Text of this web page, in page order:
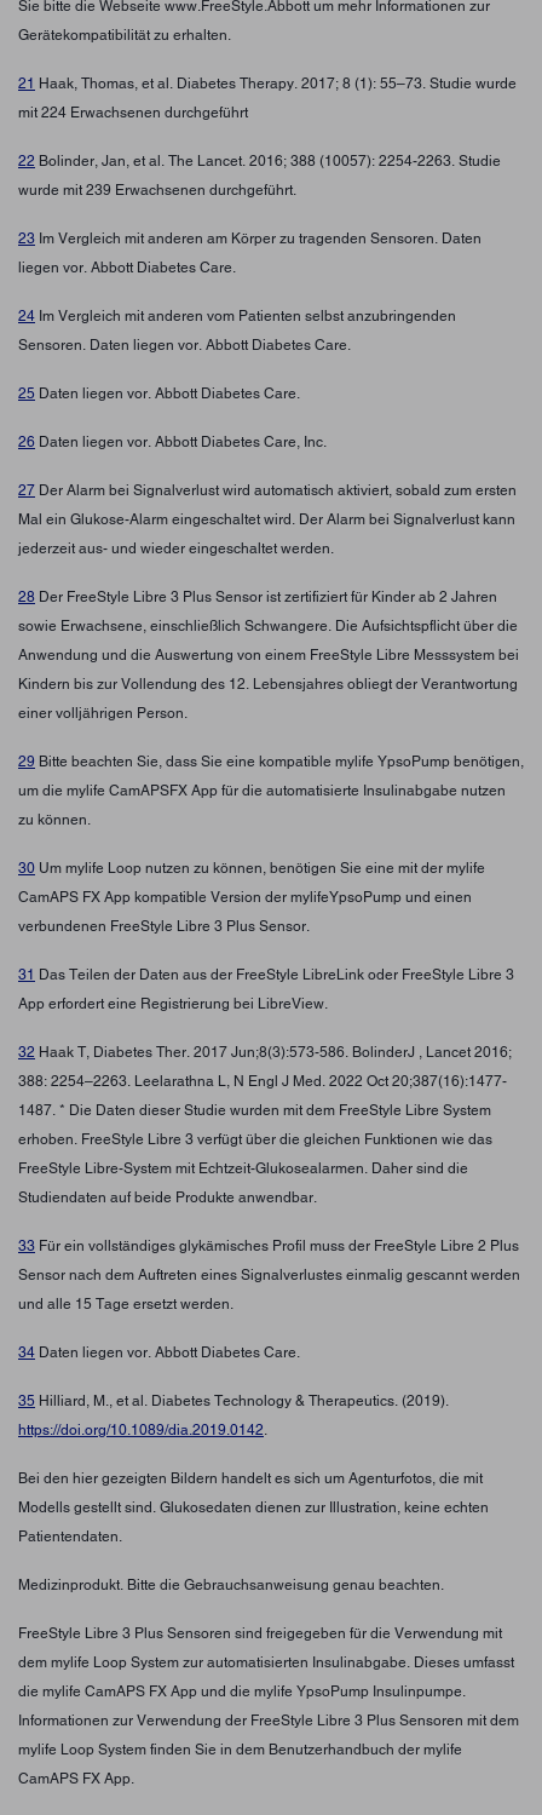
Sie bitte die Webseite www.FreeStyle.Abbott um mehr Informationen zur
Gerätekompatibilität zu erhalten.
21 Haak, Thomas, et al. Diabetes Therapy. 2017; 8 (1): 55–73. Studie wurde
mit 224 Erwachsenen durchgeführt
22 Bolinder, Jan, et al. The Lancet. 2016; 388 (10057): 2254-2263. Studie
wurde mit 239 Erwachsenen durchgeführt.
23 Im Vergleich mit anderen am Körper zu tragenden Sensoren. Daten
liegen vor. Abbott Diabetes Care.
24 Im Vergleich mit anderen vom Patienten selbst anzubringenden
Sensoren. Daten liegen vor. Abbott Diabetes Care.
25 Daten liegen vor. Abbott Diabetes Care.
26 Daten liegen vor. Abbott Diabetes Care, Inc.
27 Der Alarm bei Signalverlust wird automatisch aktiviert, sobald zum ersten
Mal ein Glukose-Alarm eingeschaltet wird. Der Alarm bei Signalverlust kann
jederzeit aus- und wieder eingeschaltet werden.
28 Der FreeStyle Libre 3 Plus Sensor ist zertifiziert für Kinder ab 2 Jahren
sowie Erwachsene, einschließlich Schwangere. Die Aufsichtspflicht über die
Anwendung und die Auswertung von einem FreeStyle Libre Messsystem bei
Kindern bis zur Vollendung des 12. Lebensjahres obliegt der Verantwortung
einer volljährigen Person.
29 Bitte beachten Sie, dass Sie eine kompatible mylife YpsoPump benötigen,
um die mylife CamAPSFX App für die automatisierte Insulinabgabe nutzen
zu können.
30 Um mylife Loop nutzen zu können, benötigen Sie eine mit der mylife
CamAPS FX App kompatible Version der mylifeYpsoPump und einen
verbundenen FreeStyle Libre 3 Plus Sensor.
31 Das Teilen der Daten aus der FreeStyle LibreLink oder FreeStyle Libre 3
App erfordert eine Registrierung bei LibreView.
32 Haak T, Diabetes Ther. 2017 Jun;8(3):573-586. BolinderJ , Lancet 2016;
388: 2254–2263. Leelarathna L, N Engl J Med. 2022 Oct 20;387(16):1477-
1487. * Die Daten dieser Studie wurden mit dem FreeStyle Libre System
erhoben. FreeStyle Libre 3 verfügt über die gleichen Funktionen wie das
FreeStyle Libre-System mit Echtzeit-Glukosealarmen. Daher sind die
Studiendaten auf beide Produkte anwendbar.
33 Für ein vollständiges glykämisches Profil muss der FreeStyle Libre 2 Plus
Sensor nach dem Auftreten eines Signalverlustes einmalig gescannt werden
und alle 15 Tage ersetzt werden.
34 Daten liegen vor. Abbott Diabetes Care.
35 Hilliard, M., et al. Diabetes Technology & Therapeutics. (2019).
https://doi.org/10.1089/dia.2019.0142.
Bei den hier gezeigten Bildern handelt es sich um Agenturfotos, die mit
Modells gestellt sind. Glukosedaten dienen zur Illustration, keine echten
Patientendaten.
Medizinprodukt. Bitte die Gebrauchsanweisung genau beachten.
FreeStyle Libre 3 Plus Sensoren sind freigegeben für die Verwendung mit
dem mylife Loop System zur automatisierten Insulinabgabe. Dieses umfasst
die mylife CamAPS FX App und die mylife YpsoPump Insulinpumpe.
Informationen zur Verwendung der FreeStyle Libre 3 Plus Sensoren mit dem
mylife Loop System finden Sie in dem Benutzerhandbuch der mylife
CamAPS FX App.